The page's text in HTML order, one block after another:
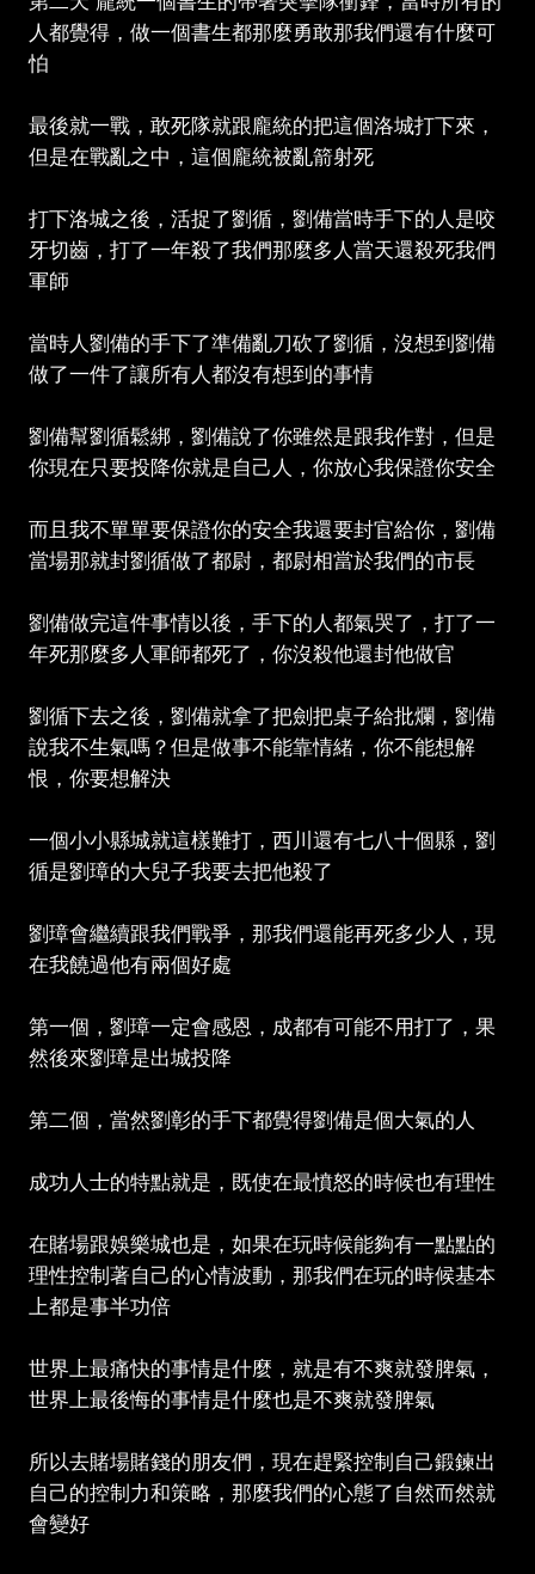
人都覺得，做一個書生都那麼勇敢那我們還有什麼可
怕
最後就一戰，敢死隊就跟龐統的把這個洛城打下來，
但是在戰亂之中，這個龐統被亂箭射死
打下洛城之後，活捉了劉循，劉備當時手下的人是咬
牙切齒，打了一年殺了我們那麼多人當天還殺死我們
軍師
當時人劉備的手下了準備亂刀砍了劉循，沒想到劉備
做了一件了讓所有人都沒有想到的事情
劉備幫劉循鬆綁，劉備說了你雖然是跟我作對，但是
你現在只要投降你就是自己人，你放心我保證你安全
而且我不單單要保證你的安全我還要封官給你，劉備
當場那就封劉循做了都尉，都尉相當於我們的市長
劉備做完這件事情以後，手下的人都氣哭了，打了一
年死那麼多人軍師都死了，你沒殺他還封他做官
劉循下去之後，劉備就拿了把劍把桌子給批爛，劉備
說我不生氣嗎？但是做事不能靠情緒，你不能想解
恨，你要想解決
一個小小縣城就這樣難打，西川還有七八十個縣，劉
循是劉璋的大兒子我要去把他殺了
劉璋會繼續跟我們戰爭，那我們還能再死多少人，現
在我饒過他有兩個好處
第一個，劉璋一定會感恩，成都有可能不用打了，果
然後來劉璋是出城投降
第二個，當然劉彰的手下都覺得劉備是個大氣的人
成功人士的特點就是，既使在最憤怒的時候也有理性
在賭場跟娛樂城也是，如果在玩時候能夠有一點點的
理性控制著自己的心情波動，那我們在玩的時候基本
上都是事半功倍
世界上最痛快的事情是什麼，就是有不爽就發脾氣，
世界上最後悔的事情是什麼也是不爽就發脾氣
所以去賭場賭錢的朋友們，現在趕緊控制自己鍛鍊出
自己的控制力和策略，那麼我們的心態了自然而然就
會變好